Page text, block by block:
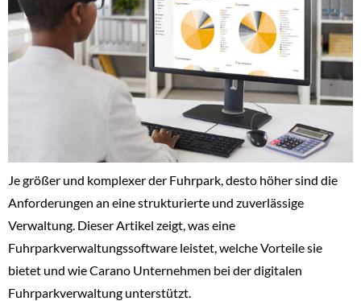
Je größer und komplexer der Fuhrpark, desto höher sind die
Anforderungen an eine strukturierte und zuverlässige
Verwaltung. Dieser Artikel zeigt, was eine
Fuhrparkverwaltungssoftware leistet, welche Vorteile sie
bietet und wie Carano Unternehmen bei der digitalen
Fuhrparkverwaltung unterstützt.